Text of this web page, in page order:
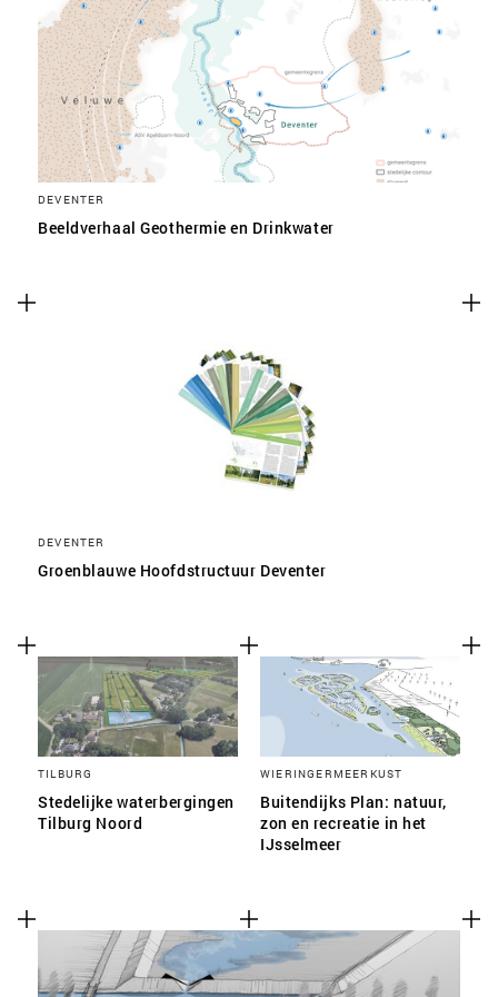
DEVENTER
Beeldverhaal Geothermie en Drinkwater
DEVENTER
Groenblauwe Hoofdstructuur Deventer
TILBURG
Stedelijke waterbergingen
Tilburg Noord
WIERINGERMEERKUST
Buitendijks Plan: natuur,
zon en recreatie in het
IJsselmeer
SLA VOORKEUREN OP